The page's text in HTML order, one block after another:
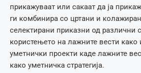
прикажуваат или сакаат да ја
ги комбинира со цртани и
селектирани приказни од различни
користењето на лажните вести
уметнички проекти каде лажните
како уметничка стратегија.